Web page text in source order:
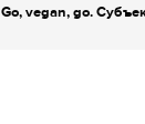
Go, vegan, go.